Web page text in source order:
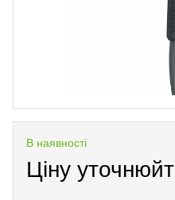
В наявності
Ціну